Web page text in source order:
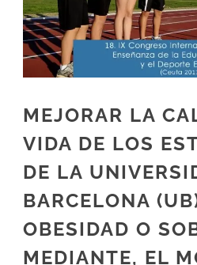
MEJORAR LA
VIDA DE LOS
DE LA
BARCELONA
OBESIDAD O
MEDIANTE, EL